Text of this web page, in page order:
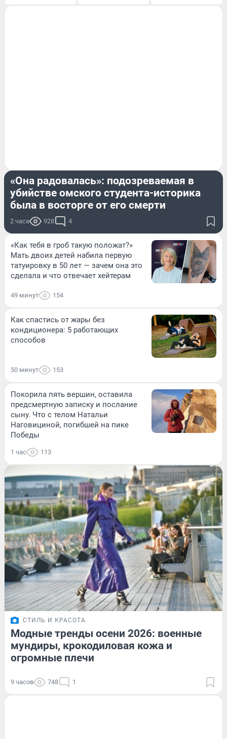
«Она радовалась»: подозреваемая в
убийстве омского студента-историка
была в восторге от его смерти
2 часа 928 4
«Как тебя в гроб такую положат?»
Мать двоих детей набила первую
татуировку в 50 лет — зачем она это
сделала и что отвечает хейтерам
49 минут 154
Как спастись от жары без
кондиционера: 5 работающих
способов
50 минут 153
Покорила пять вершин, оставила
предсмертную записку и послание
сыну. Что с телом Натальи
Наговициной, погибшей на пике
Победы
1 час 113
СТИЛЬ И КРАСОТА
Модные тренды осени 2026: военные
мундиры, крокодиловая кожа и
огромные плечи
9 часов 748 1